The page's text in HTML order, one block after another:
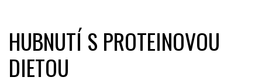
HUBNUTÍ S PROTEINOVOU
DIETOU